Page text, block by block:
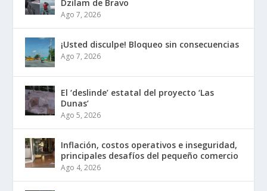
Dzilam de Bravo
Ago 7, 2026
¡Usted disculpe! Bloqueo sin consecuencias
Ago 7, 2026
El ‘deslinde’ estatal del proyecto ‘Las
Dunas’
Ago 5, 2026
Inflación, costos operativos e inseguridad,
principales desafíos del pequeño comercio
Ago 4, 2026